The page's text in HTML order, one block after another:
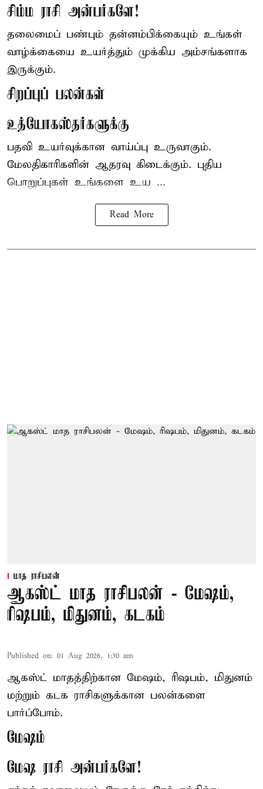
சிம்ம ராசி அன்பர்களே!
தலைமைப் பண்பும் தன்னம்பிக்கையும் உங்கள்
வாழ்க்கையை உயர்த்தும் முக்கிய அம்சங்களாக
இருக்கும்.
சிறப்புப் பலன்கள்
உத்யோகஸ்தர்களுக்கு
பதவி உயர்வுக்கான வாய்ப்பு உருவாகும்.
மேலதிகாரிகளின் ஆதரவு கிடைக்கும். புதிய
பொறுப்புகள் உங்களை உய ...
Read More
மாத ராசிபலன்
ஆகஸ்ட் மாத ராசிபலன் - மேஷம்,
ரிஷபம், மிதுனம், கடகம்
Published on: 01 Aug 2026, 1:30 am
ஆகஸ்ட் மாதத்திற்கான மேஷம், ரிஷபம், மிதுனம்
மற்றும் கடக ராசிகளுக்கான பலன்களை
பார்ப்போம்.
மேஷம்
மேஷ ராசி அன்பர்களே!